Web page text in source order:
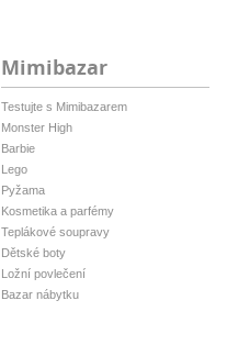
Mimibazar
Testujte s Mimibazarem
Monster High
Barbie
Lego
Pyžama
Kosmetika a parfémy
Teplákové soupravy
Dětské boty
Ložní povlečení
Bazar nábytku